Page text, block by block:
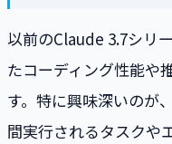
以前のClaude 3.7シリ
たコーディング性能や
す。特に興味深いのが
間実行されるタスクや